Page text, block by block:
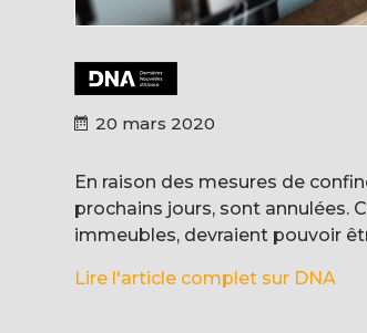
20 mars 2020
En raison des mesures de
prochains jours, sont annulées.
immeubles, devraient pouvoir
Lire l'article complet sur DNA